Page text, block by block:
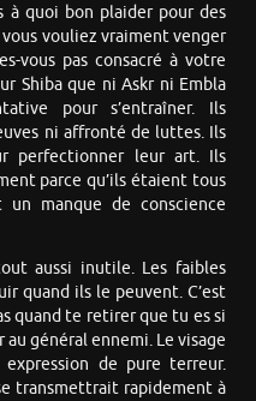
à quoi bon plaider pour des
vous vouliez vraiment venger
vous pas consacré à votre
Shiba que ni Askr ni Embla
pour s’entraîner. Ils
ni affronté de luttes. Ils
perfectionner leur art. Ils
parce qu’ils étaient tous
un manque de conscience
aussi inutile. Les faibles
quand ils le peuvent. C’est
quand te retirer que tu es si
au général ennemi. Le visage
de pure terreur.
transmettrait rapidement à